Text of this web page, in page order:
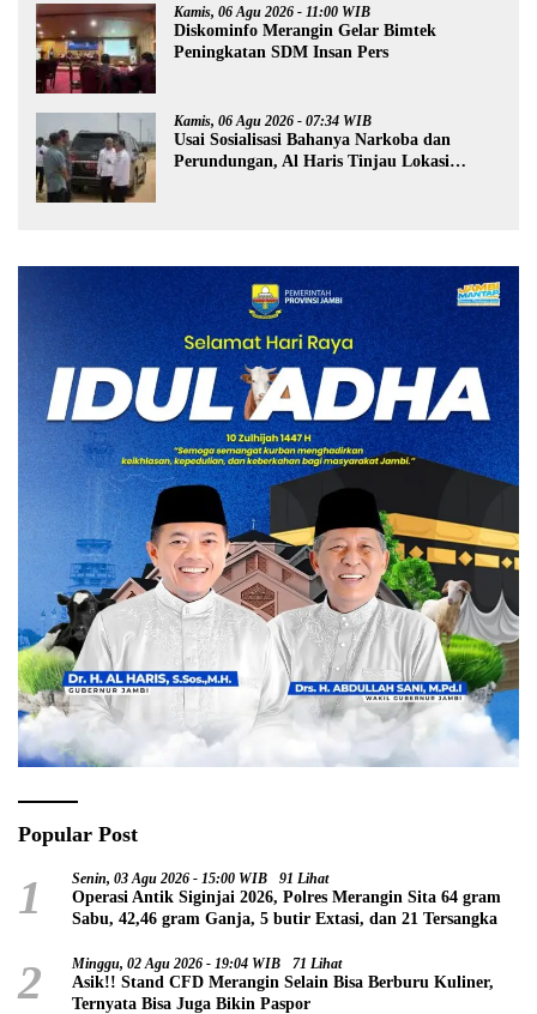
Kamis, 06 Agu 2026 - 11:00 WIB
Diskominfo Merangin Gelar Bimtek
Peningkatan SDM Insan Pers
Kamis, 06 Agu 2026 - 07:34 WIB
Usai Sosialisasi Bahanya Narkoba dan
Perundungan, Al Haris Tinjau Lokasi
Popular Post
1 Senin, 03 Agu 2026 - 15:00 WIB 91 Lihat
Operasi Antik Siginjai 2026, Polres Merangin Sita 64 gram
Sabu, 42,46 gram Ganja, 5 butir Extasi, dan 21 Tersangka
2 Minggu, 02 Agu 2026 - 19:04 WIB 71 Lihat
Asik!! Stand CFD Merangin Selain Bisa Berburu Kuliner,
Ternyata Bisa Juga Bikin Paspor